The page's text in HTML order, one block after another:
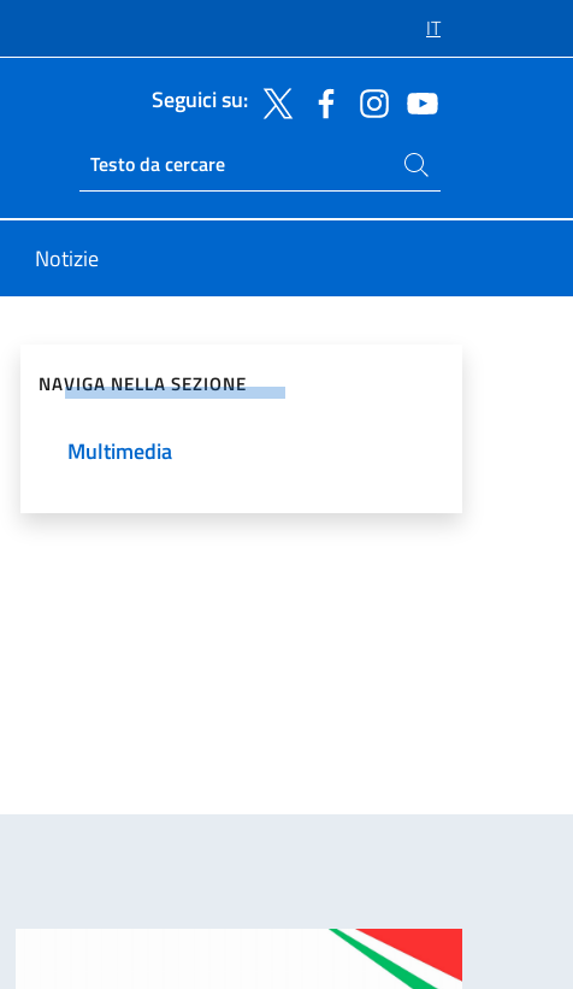
IT
Seguici su:
Ricerca sito live
Cerca nel sito
Notizie
NAVIGA NELLA SEZIONE
Multimedia